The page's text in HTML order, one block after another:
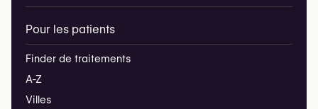
Pour les patients
Finder de traitements
A-Z
Villes